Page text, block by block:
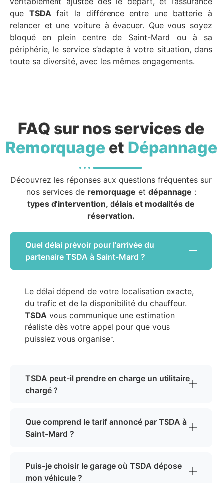
que TSDAfait la différence entre une batterie à
relancer et une voiture à évacuer. Que vous soyez
bloqué en plein centre de Saint-Mard ou à sa
périphérie, le service s’adapte à votre situation, dans
toute sa diversité, avec les mêmes engagements.
FAQ sur nos services de
Remorquageet Dépannage
Découvrez les réponses aux questions fréquentes sur
nos services de remorquage et dépannage :
types d’intervention, délais et modalités de
réservation.
Quel délai prévoir pour l'arrivée du
partenaire TSDA à Saint-Mard ?
Le délai dépend de votre localisation exacte,
du trafic et de la disponibilité du chauffeur.
TSDA vous communique une estimation
réaliste dès votre appel pour que vous
puissiez vous organiser.
TSDA peut-il prendre en charge un utilitaire
chargé ?
Que comprend le tarif annoncé par TSDA à
Saint-Mard ?
Puis-je choisir le garage où TSDA dépose
mon véhicule ?